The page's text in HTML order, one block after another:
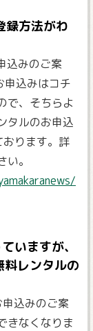
録方法がわ
込みのご案
込みはコチ
で、そちらよ
タルのお申込
ります。詳
。
いますが、
レンタルの
込みのご案
きなくなりま